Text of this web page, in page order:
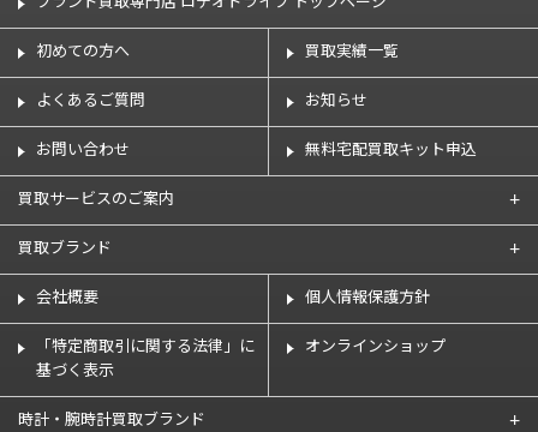
ブランド買取専門店 ロデオドライブ トップページ
初めての方へ 買取実績一覧
よくあるご質問 お知らせ
お問い合わせ 無料宅配買取キット申込
買取サービスのご案内
買取ブランド
会社概要 個人情報保護方針
「特定商取引に関する法律」に
基づく表示
オンラインショップ
時計・腕時計買取ブランド